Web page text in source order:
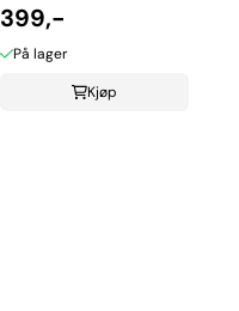
CLASSIC BLUE
399,-
På lager
Kjøp